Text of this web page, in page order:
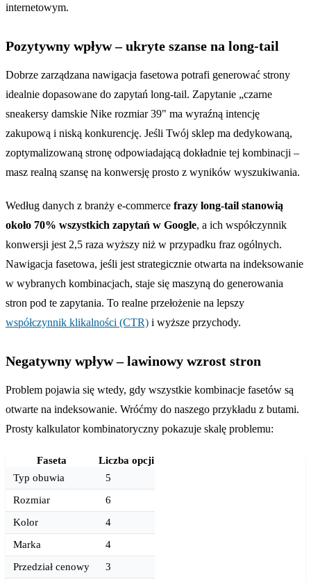
internetowym.
Pozytywny wpływ – ukryte szanse na long-tail
Dobrze zarządzana nawigacja fasetowa potrafi generować strony
idealnie dopasowane do zapytań long-tail. Zapytanie „czarne
sneakersy damskie Nike rozmiar 39" ma wyraźną intencję
zakupową i niską konkurencję. Jeśli Twój sklep ma dedykowaną,
zoptymalizowaną stronę odpowiadającą dokładnie tej kombinacji –
masz realną szansę na konwersję prosto z wyników wyszukiwania.
Według danych z branży e-commerce frazy long-tail stanowią
około 70% wszystkich zapytań w Google, a ich współczynnik
konwersji jest 2,5 raza wyższy niż w przypadku fraz ogólnych.
Nawigacja fasetowa, jeśli jest strategicznie otwarta na indeksowanie
w wybranych kombinacjach, staje się maszyną do generowania
stron pod te zapytania. To realne przełożenie na lepszy
współczynnik klikalności (CTR) i wyższe przychody.
Negatywny wpływ – lawinowy wzrost stron
Problem pojawia się wtedy, gdy wszystkie kombinacje fasetów są
otwarte na indeksowanie. Wróćmy do naszego przykładu z butami.
Prosty kalkulator kombinatoryczny pokazuje skalę problemu:
Faseta
Liczba opcji
Typ obuwia
5
Rozmiar
6
Kolor
4
Marka
4
Przedział cenowy
3